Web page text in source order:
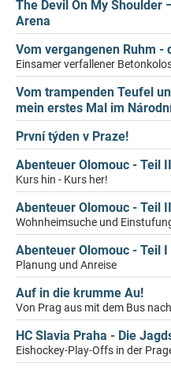
The Devil On My Shoulder
Arena
Vom vergangenen Ruhm -
Einsamer verfallener
Vom trampenden Teufel
mein erstes Mal im
První týden v Praze!
Abenteuer Olomouc - Teil
Kurs hin - Kurs her!
Abenteuer Olomouc - Teil II
Wohnheimsuche und
Abenteuer Olomouc - Teil I
Planung und Anreise
Auf in die krumme Au!
Von Prag aus mit dem Bus
HC Slavia Praha - Die
Eishockey-Play-Offs in der